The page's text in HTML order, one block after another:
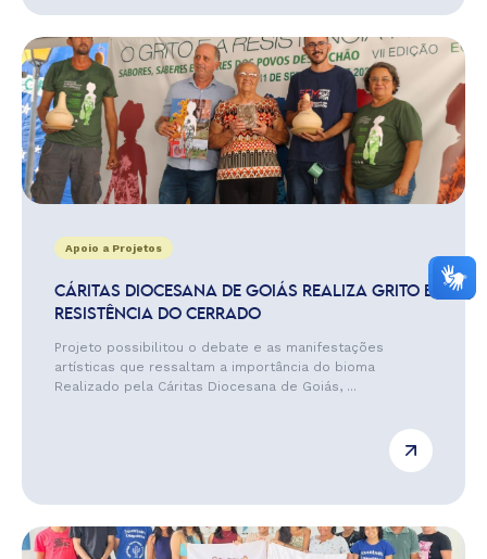
Apoio a Projetos
CÁRITAS DIOCESANA DE GOIÁS REALIZA GRITO E
RESISTÊNCIA DO CERRADO
Projeto possibilitou o debate e as manifestações
artísticas que ressaltam a importância do bioma
Realizado pela Cáritas Diocesana de Goiás, ...